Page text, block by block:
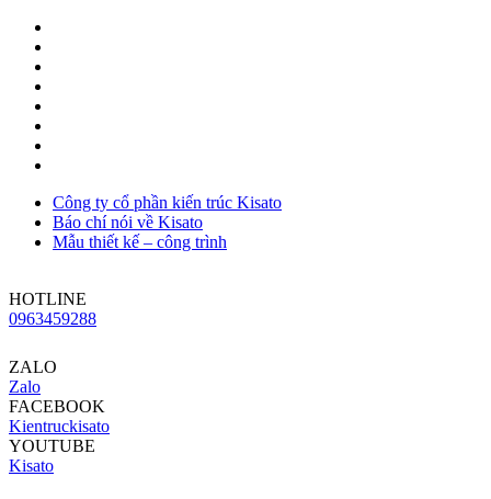
Công ty cổ phần kiến trúc Kisato
Báo chí nói về Kisato
Mẫu thiết kế – công trình
HOTLINE
0963459288
ZALO
Zalo
FACEBOOK
Kientruckisato
YOUTUBE
Kisato